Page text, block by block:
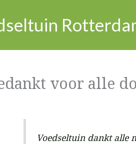
voor alle
Voedseltuin dankt alle